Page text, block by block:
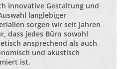
innovative Gestaltung und
langlebiger
sorgen wir seit Jahren
dass jedes Büro sowohl
ansprechend als auch
und akustisch
ist.